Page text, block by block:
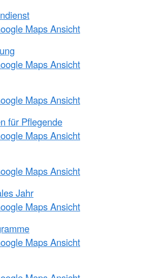
Maps Ansicht
Maps Ansicht
Maps Ansicht
für Pflegende
Maps Ansicht
Maps Ansicht
Jahr
Maps Ansicht
Maps Ansicht